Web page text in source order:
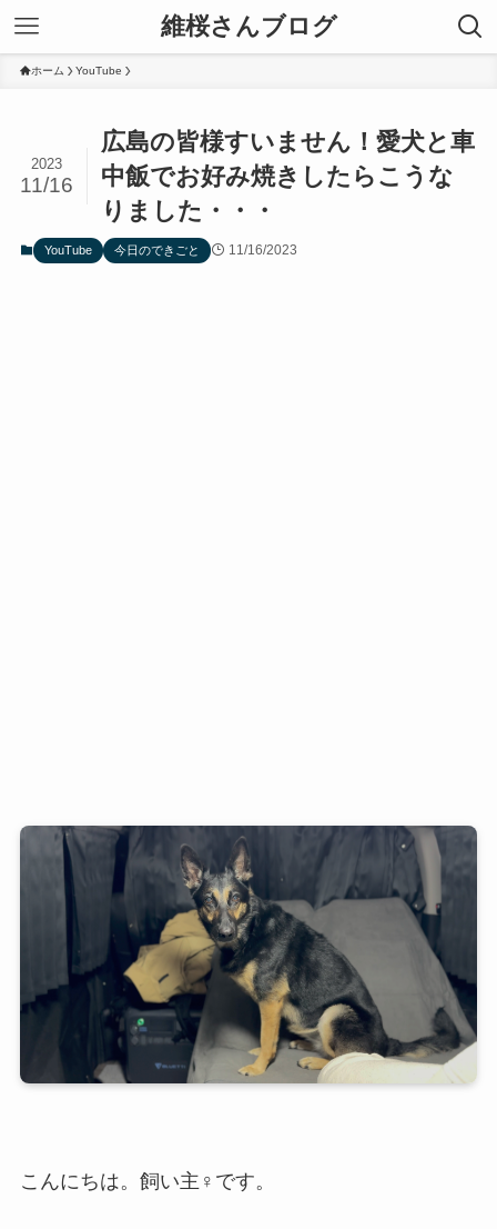
維桜さんブログ
ホーム YouTube
広島の皆様すいません！愛犬と車
中飯でお好み焼きしたらこうな
りました・・・
2023
11/16
YouTube 今日のできごと 11/16/2023
こんにちは。飼い主♀です。